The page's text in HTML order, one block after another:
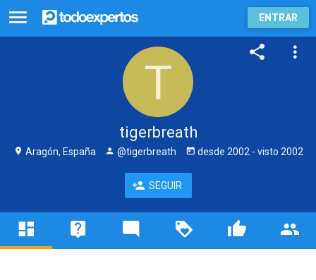
ENTRAR
tigerbreath
Aragón, España @tigerbreath desde 2002 - visto 2002
SEGUIR